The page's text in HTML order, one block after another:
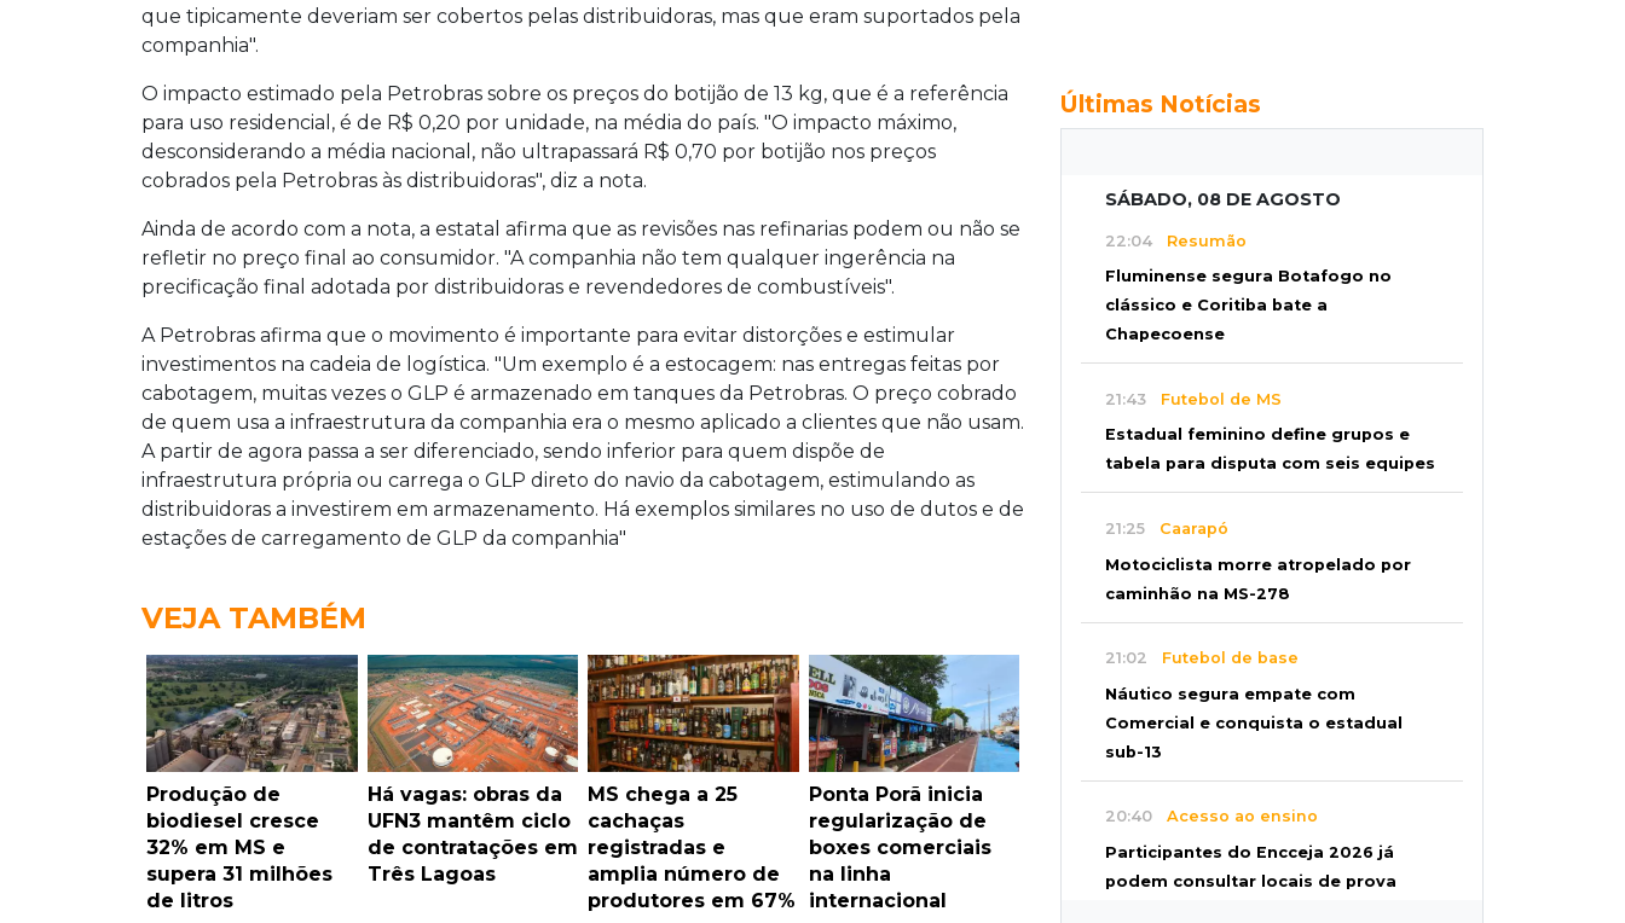
que tipicamente deveriam ser cobertos pelas distribuidoras, mas que eram suportados pela
companhia".
O impacto estimado pela Petrobras sobre os preços do botijão de 13 kg, que é a referência
para uso residencial, é de R$ 0,20 por unidade, na média do país. "O impacto máximo,
desconsiderando a média nacional, não ultrapassará R$ 0,70 por botijão nos preços
cobrados pela Petrobras às distribuidoras", diz a nota.
Ainda de acordo com a nota, a estatal afirma que as revisões nas refinarias podem ou não se
refletir no preço final ao consumidor. "A companhia não tem qualquer ingerência na
precificação final adotada por distribuidoras e revendedores de combustíveis".
A Petrobras afirma que o movimento é importante para evitar distorções e estimular
investimentos na cadeia de logística. "Um exemplo é a estocagem: nas entregas feitas por
cabotagem, muitas vezes o GLP é armazenado em tanques da Petrobras. O preço cobrado
de quem usa a infraestrutura da companhia era o mesmo aplicado a clientes que não usam.
A partir de agora passa a ser diferenciado, sendo inferior para quem dispõe de
infraestrutura própria ou carrega o GLP direto do navio da cabotagem, estimulando as
distribuidoras a investirem em armazenamento. Há exemplos similares no uso de dutos e de
estações de carregamento de GLP da companhia"
VEJA TAMBÉM
Produção de
biodiesel cresce
32% em MS e
supera 31 milhões
de litros
Há vagas: obras da
UFN3 mantêm ciclo
de contratações em
Três Lagoas
MS chega a 25
cachaças
registradas e
amplia número de
produtores em 67%
Ponta Porã inicia
regularização de
boxes comerciais
na linha
internacional
Últimas Notícias
SÁBADO, 08 DE AGOSTO
22:04 Resumão
Fluminense segura Botafogo no
clássico e Coritiba bate a
Chapecoense
21:43 Futebol de MS
Estadual feminino define grupos e
tabela para disputa com seis equipes
21:25 Caarapó
Motociclista morre atropelado por
caminhão na MS-278
21:02 Futebol de base
Náutico segura empate com
Comercial e conquista o estadual
sub-13
20:40 Acesso ao ensino
Participantes do Encceja 2026 já
podem consultar locais de prova